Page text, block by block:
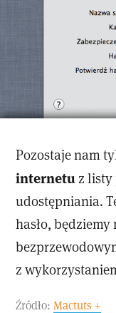
Pozostaje nam
internetuz listy
udostępniania.
hasło,
z
Źródło:Mactuts +